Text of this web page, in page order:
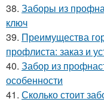
38. Заборы из
ключ
39. Преимущества
профлиста: заказ и
40. Забор из
особенности
41. Сколько стоит